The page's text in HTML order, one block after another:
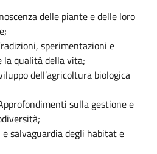
delle piante e delle loro
sperimentazioni e
la qualità della vita;
dell’agricoltura biologica
sulla gestione e
salvaguardia degli habitat e